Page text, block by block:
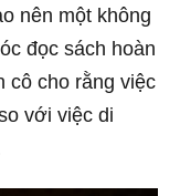
nên một không
đọc sách hoàn
cô cho rằng việc
với việc di